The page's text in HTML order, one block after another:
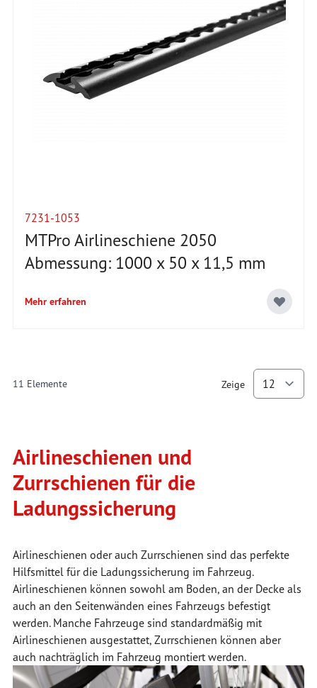
7231-1053
MTPro Airlineschiene 2050
Abmessung: 1000 x 50 x 11,5 mm
Mehr erfahren
11 Elemente Zeige
Airlineschienen und
Zurrschienen für die
Ladungssicherung
Airlineschienen oder auch Zurrschienen sind das perfekte
Hilfsmittel für die Ladungssicherung im Fahrzeug.
Airlineschienen können sowohl am Boden, an der Decke als
auch an den Seitenwänden eines Fahrzeugs befestigt
werden. Manche Fahrzeuge sind standardmäßig mit
Airlineschienen ausgestattet, Zurrschienen können aber
auch nachträglich im Fahrzeug montiert werden.